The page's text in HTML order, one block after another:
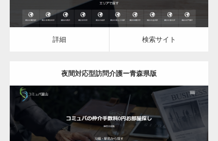
詳細 検索サイト
夜間対応型訪問介護ー青森県版
更新日： 2023.03.08